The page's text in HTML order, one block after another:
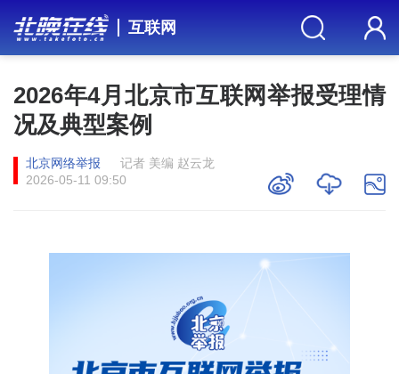
互联网
2026年4月北京市互联网举报受理情
况及典型案例
北京网络举报
记者 美编 赵云龙
2026-05-11 09:50